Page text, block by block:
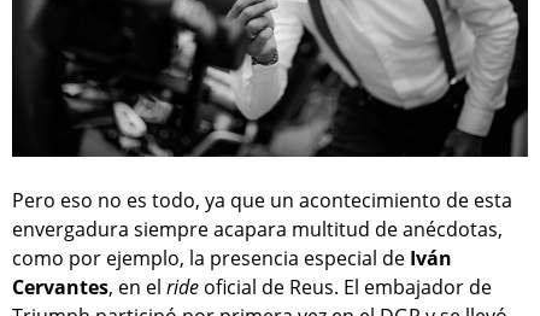
Pero eso no es todo, ya que un acontecimiento de esta
envergadura siempre acapara multitud de anécdotas,
como por ejemplo, la presencia especial de Iván
Cervantes, en el ride oficial de Reus. El embajador de